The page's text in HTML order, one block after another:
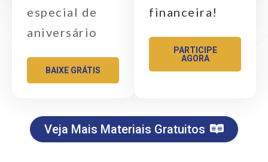
especial de
aniversário
BAIXE GRÁTIS
financeira!
PARTICIPE
AGORA
Veja Mais Materiais Gratuitos